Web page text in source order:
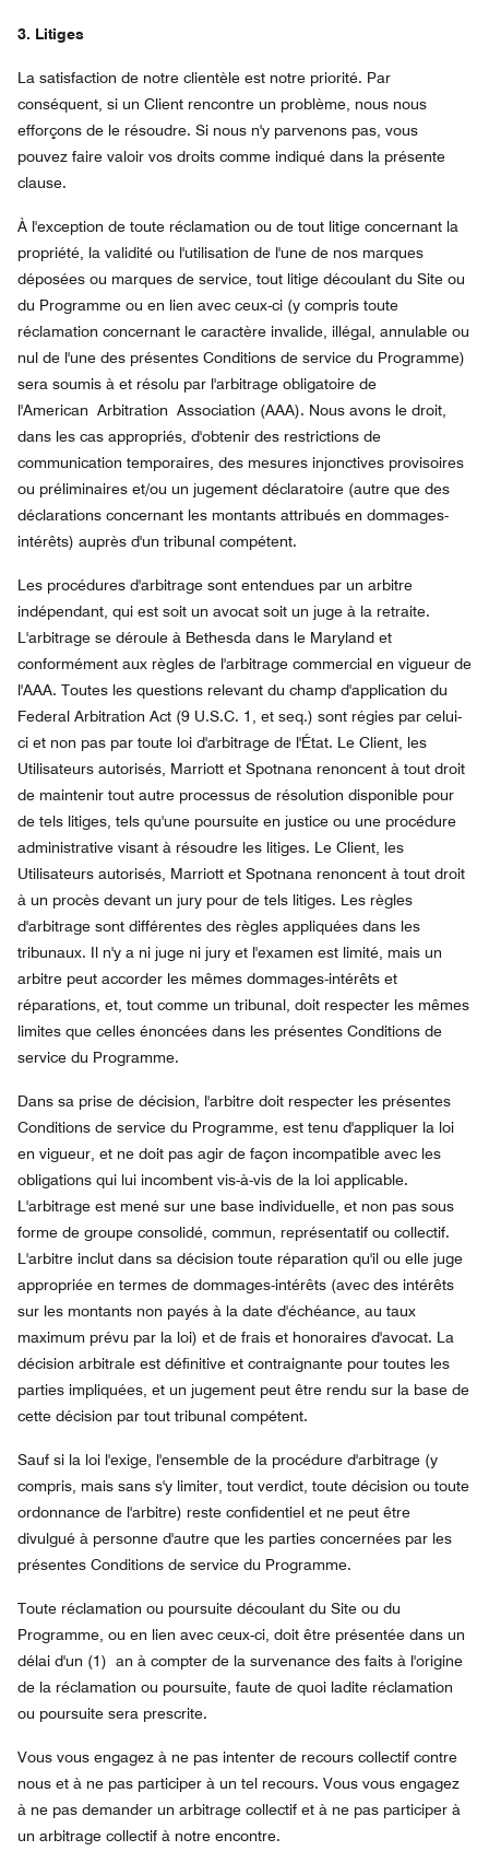
3. Litiges
La satisfaction de notre clientèle est notre priorité. Par
conséquent, si un Client rencontre un problème, nous nous
efforçons de le résoudre. Si nous n'y parvenons pas, vous
pouvez faire valoir vos droits comme indiqué dans la présente
clause.
À l'exception de toute réclamation ou de tout litige concernant la
propriété, la validité ou l'utilisation de l'une de nos marques
déposées ou marques de service, tout litige découlant du Site ou
du Programme ou en lien avec ceux-ci (y compris toute
réclamation concernant le caractère invalide, illégal, annulable ou
nul de l'une des présentes Conditions de service du Programme)
sera soumis à et résolu par l'arbitrage obligatoire de
l'American Arbitration Association (AAA). Nous avons le droit,
dans les cas appropriés, d'obtenir des restrictions de
communication temporaires, des mesures injonctives provisoires
ou préliminaires et/ou un jugement déclaratoire (autre que des
déclarations concernant les montants attribués en dommages-
intérêts) auprès d'un tribunal compétent.
Les procédures d'arbitrage sont entendues par un arbitre
indépendant, qui est soit un avocat soit un juge à la retraite.
L'arbitrage se déroule à Bethesda dans le Maryland et
conformément aux règles de l'arbitrage commercial en vigueur de
l'AAA. Toutes les questions relevant du champ d'application du
Federal Arbitration Act (9 U.S.C. 1, et seq.) sont régies par celui-
ci et non pas par toute loi d'arbitrage de l'État. Le Client, les
Utilisateurs autorisés, Marriott et Spotnana renoncent à tout droit
de maintenir tout autre processus de résolution disponible pour
de tels litiges, tels qu'une poursuite en justice ou une procédure
administrative visant à résoudre les litiges. Le Client, les
Utilisateurs autorisés, Marriott et Spotnana renoncent à tout droit
à un procès devant un jury pour de tels litiges. Les règles
d'arbitrage sont différentes des règles appliquées dans les
tribunaux. Il n'y a ni juge ni jury et l'examen est limité, mais un
arbitre peut accorder les mêmes dommages-intérêts et
réparations, et, tout comme un tribunal, doit respecter les mêmes
limites que celles énoncées dans les présentes Conditions de
service du Programme.
Dans sa prise de décision, l'arbitre doit respecter les présentes
Conditions de service du Programme, est tenu d'appliquer la loi
en vigueur, et ne doit pas agir de façon incompatible avec les
obligations qui lui incombent vis-à-vis de la loi applicable.
L'arbitrage est mené sur une base individuelle, et non pas sous
forme de groupe consolidé, commun, représentatif ou collectif.
L'arbitre inclut dans sa décision toute réparation qu'il ou elle juge
appropriée en termes de dommages-intérêts (avec des intérêts
sur les montants non payés à la date d'échéance, au taux
maximum prévu par la loi) et de frais et honoraires d'avocat. La
décision arbitrale est définitive et contraignante pour toutes les
parties impliquées, et un jugement peut être rendu sur la base de
cette décision par tout tribunal compétent.
Sauf si la loi l'exige, l'ensemble de la procédure d'arbitrage (y
compris, mais sans s'y limiter, tout verdict, toute décision ou toute
ordonnance de l'arbitre) reste confidentiel et ne peut être
divulgué à personne d'autre que les parties concernées par les
présentes Conditions de service du Programme.
Toute réclamation ou poursuite découlant du Site ou du
Programme, ou en lien avec ceux-ci, doit être présentée dans un
délai d'un (1) an à compter de la survenance des faits à l'origine
de la réclamation ou poursuite, faute de quoi ladite réclamation
ou poursuite sera prescrite.
Vous vous engagez à ne pas intenter de recours collectif contre
nous et à ne pas participer à un tel recours. Vous vous engagez
à ne pas demander un arbitrage collectif et à ne pas participer à
un arbitrage collectif à notre encontre.